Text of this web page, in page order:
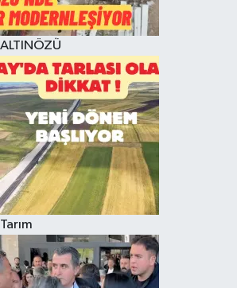
ALTINÖZÜ
Tarım